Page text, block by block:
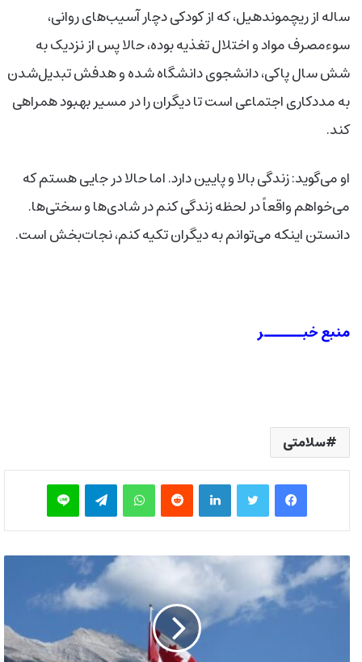
ساله از ریچموند‌هیل، که از کودکی دچار آسیب‌های روانی،
سوءمصرف مواد و اختلال تغذیه بوده، حالا پس از نزدیک به
شش سال پاکی، دانشجوی دانشگاه شده و هدفش تبدیل‌شدن
به مددکاری اجتماعی است تا دیگران را در مسیر بهبود همراهی
کند.
او می‌گوید: زندگی بالا و پایین دارد. اما حالا در جایی هستم که
می‌خواهم واقعاً در لحظه زندگی کنم در شادی‌ها و سختی‌ها.
دانستن اینکه می‌توانم به دیگران تکیه کنم، نجات‌بخش است.
منبع خبــــــر
سلامتی
فیس بوک توییتر لینکدین‫رددیت واتس آپ تلگرام لاین